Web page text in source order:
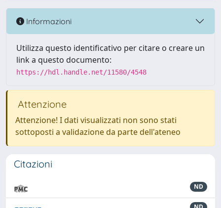
Informazioni
Utilizza questo identificativo per citare o creare un
link a questo documento:
https://hdl.handle.net/11580/4548
Attenzione
Attenzione! I dati visualizzati non sono stati
sottoposti a validazione da parte dell'ateneo
Citazioni
ND